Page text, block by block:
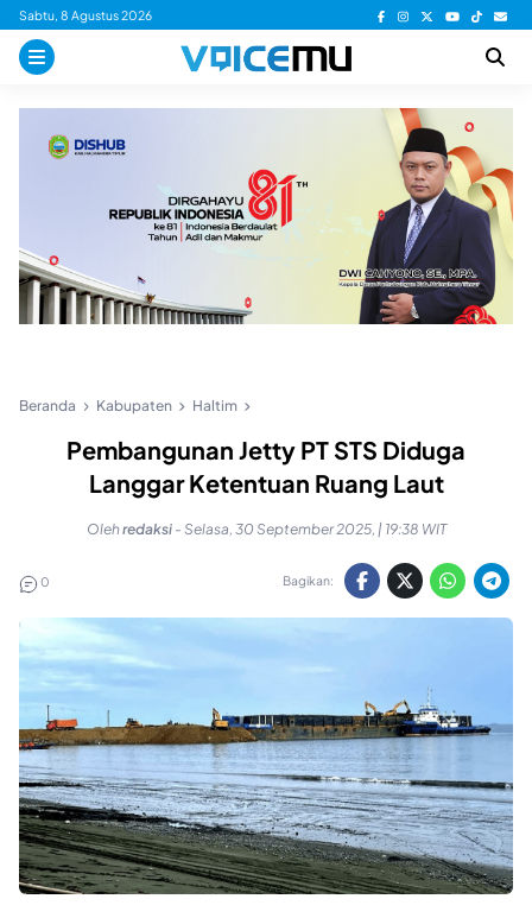
Skip
content
Sabtu, 8 Agustus 2026
Beranda Kabupaten Haltim
Pembangunan Jetty PT STS Diduga
Langgar Ketentuan Ruang Laut
Olehredaksi - Selasa, 30 September 2025, | 19:38 WIT
0 Bagikan: